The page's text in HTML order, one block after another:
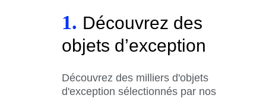
1. Découvrez des
objets d’exception
Découvrez des milliers d'objets
d'exception sélectionnés par nos